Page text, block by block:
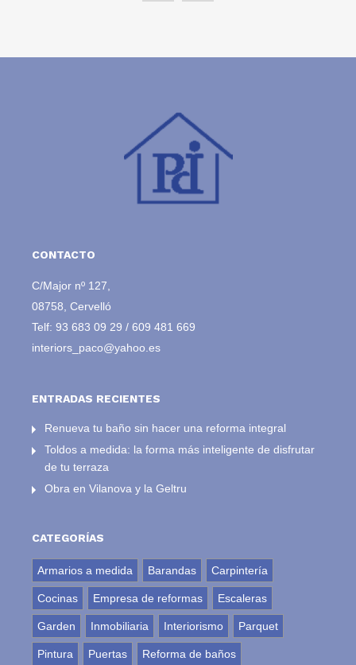
CONTACTO
C/Major nº 127,
08758, Cervelló
Telf: 93 683 09 29 / 609 481 669
interiors_paco@yahoo.es
ENTRADAS RECIENTES
Renueva tu baño sin hacer una reforma integral
Toldos a medida: la forma más inteligente de disfrutar
de tu terraza
Obra en Vilanova y la Geltru
CATEGORÍAS
Armarios a medida Barandas Carpintería
Cocinas Empresa de reformas Escaleras
Garden Inmobiliaria Interiorismo Parquet
Pintura Puertas Reforma de baños